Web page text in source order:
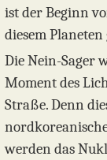
ist der Beginn
diesem
Die Nein-Sager
Moment des
Straße. Denn
werden das